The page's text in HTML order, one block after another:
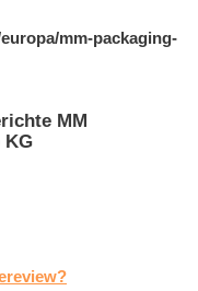
mm-packaging-
MM
KG